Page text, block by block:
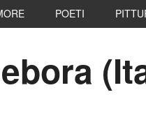
POETI